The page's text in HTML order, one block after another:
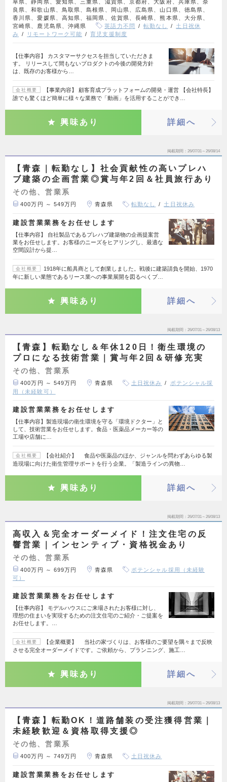
阜県、静岡県、愛知県、三重県、滋賀県、京都府、大阪府、兵庫県、奈
良県、和歌山県、鳥取県、島根県、岡山県、広島県、山口県、徳島県、
香川県、愛媛県、高知県、福岡県、佐賀県、長崎県、熊本県、大分県、
宮崎県、鹿児島県、沖縄県
英語力不問 転勤なし
土日祝休
み
リモートワーク可能 育児支援制度
【仕事内容】 カスタマーサクセスを担当していただきま
す。 リリースして間もないプロダクトの今後の開発方針
は、既存のお客様から…
会社概要
【事業内容】 顧客育成プラットフォームの開発・運営 【会社特長】
誰でも驚くほど簡単に様々な業務で「動画」を活用することができ…
興味あり 詳細へ
掲載期間 26/07/31～26/08/14
【青森｜転勤なし】社会貢献性の高いプレハ
ブ建築の企画営業◎賞与年2回＆社員旅行あり
その他、営業系
400万円 ～ 549万円 青森県 転勤なし 土日祝休み
建設営業業務をお任せします
【仕事内容】 自社製品であるプレハブ建築物の企画提案営
業をお任せします。お客様のニーズをヒアリングし、最適な
空間設計から提…
会社概要
1918年に船具商として創業しました。戦後に建築請負を開始、1970
年に新しい業態であるリース業への事業展開を図るべくプ…
興味あり 詳細へ
掲載期間 26/07/31～26/08/13
【青森】転勤なし＆年休120日！衛生環境の
プロになる技術営業｜賞与年2回＆研修充実
その他、営業系
400万円 ～ 549万円 青森県 土日祝休み
ポテンシャル採
用（未経験可）
建設営業業務をお任せします
【仕事内容】製造現場の衛生環境を守る「環境ドクター」と
して、技術営業をお任せします。食品・医薬品メーカー等の
工場や店舗に…
会社概要
【会社紹介】 食品や医薬品のほか、ジャンルを問わずあらゆる製
造現場に向けた衛生管理サポートを行う企業。「製造ラインの異物…
興味あり 詳細へ
掲載期間 26/07/31～26/08/13
高収入＆完全オーダーメイド！注文住宅の反
響営業｜インセンティブ・資格祝金あり
その他、営業系
400万円 ～ 699万円 青森県
ポテンシャル採用（未経験
可）
建設営業業務をお任せします
【仕事内容】 モデルハウスにご来場されたお客様に対し、
理想の住まいを実現するための注文住宅のご紹介・ご提案を
お任せします。…
会社概要
【企業概要】 当社の家づくりは、お客様のご要望を隅々まで反映
させる完全オーダーメイドです。ご依頼から、プランニング、施工…
興味あり 詳細へ
掲載期間 26/07/31～26/08/13
【青森】転勤OK！道路舗装の受注獲得営業｜
未経験歓迎＆資格取得支援◎
その他、営業系
400万円 ～ 749万円 青森県 土日祝休み
建設営業業務をお任せします